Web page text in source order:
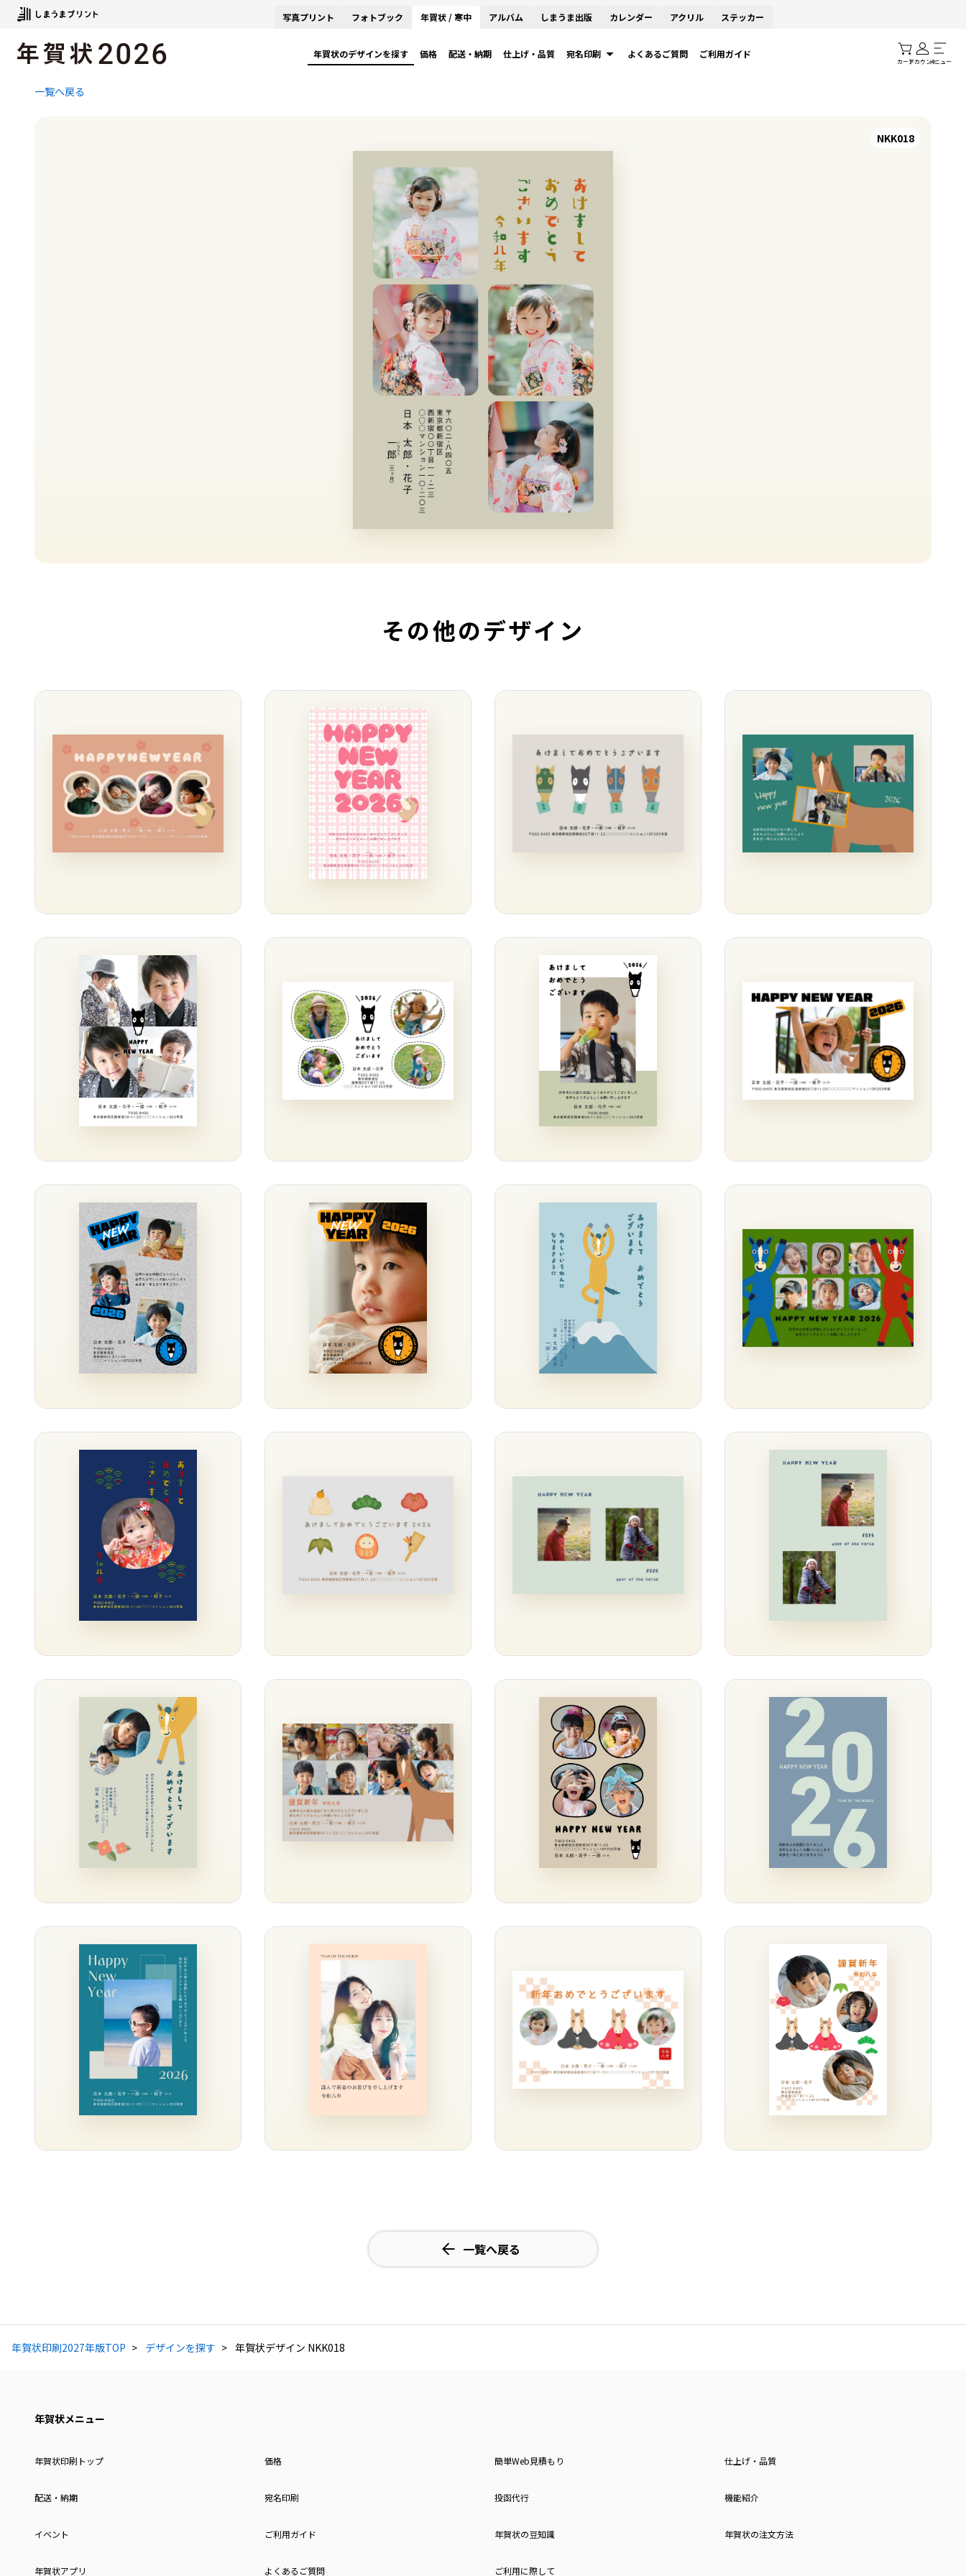
写真プリント フォトブック 年賀状 / 寒中 アルバム しまうま出版 カレンダー アクリル ステッカー
年賀状のデザインを探す 価格 配送・納期 仕上げ・品質 宛名印刷 よくあるご質問 ご利用ガイド
カートアカウントメニュー
一覧へ戻る
NKK018
その他のデザイン
一覧へ戻る
年賀状印刷2027年版TOP デザインを探す 年賀状デザイン NKK018
年賀状メニュー
年賀状印刷トップ 価格 簡単Web見積もり 仕上げ・品質
配送・納期 宛名印刷 投函代行 機能紹介
イベント ご利用ガイド 年賀状の豆知識 年賀状の注文方法
年賀状アプリ よくあるご質問 ご利用に際して